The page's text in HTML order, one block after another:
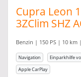
Cupra Leon
3ZClim SHZ
Benzin | 150 PS | 10
Navigation Einparkhilfe
Apple CarPlay